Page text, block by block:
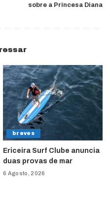
sobre a Princesa Diana
breves
Ericeira Surf Clube anuncia
duas provas de mar
6 Agosto, 2026